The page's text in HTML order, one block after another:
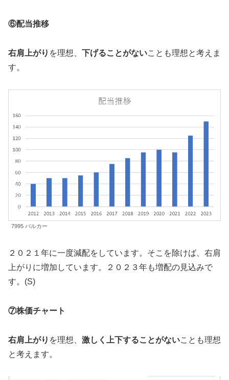
⑥配当推移
右肩上がり を理想、 下げることがないことも理想と考えま
す。
7995 バルカー
２０２１年に一度減配をしています。そこを除けば、右肩
上がりに増加しています。２０２３年も増配の見込みで
す。(S)
⑦株価チャート
右肩上がり を理想、 激しく上下することがないことも理想
と考えます。